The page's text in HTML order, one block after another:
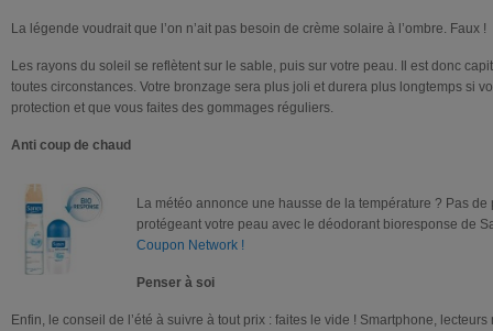
La légende voudrait que l’on n’ait pas besoin de crème solaire à l’ombre. Faux !
Les rayons du soleil se reflètent sur le sable, puis sur votre peau. Il est donc
toutes circonstances. Votre bronzage sera plus joli et durera plus longtemps si
protection et que vous faites des gommages réguliers.
Anti coup de chaud
La météo annonce une hausse de la température ? Pas
protégeant votre peau avec le déodorant bioresponse de
Coupon Network !
Penser à soi
Enfin, le conseil de l’été à suivre à tout prix : faites le vide ! Smartphone,